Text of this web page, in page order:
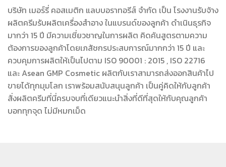
บริษัท เมอร์รี่ คอสเมติก แลบบอราทอรีส์ จำกัด เป็น โรงงานรับจ้าง
ผลิตครีมรับผลิตเครื่องสำอาง ในแบรนด์ของลูกค้า ดำเนินธุรกิจ
มากว่า 15 ปี มีความเชี่ยวชาญในการผลิต คิดค้นสูตรตามความ
ต้องการของลูกค้าโดยเภสัชกรประสบการณ์มากกว่า 15 ปี และ
ควบคุมการผลิตให้เป็นไปตาม ISO 90001 : 2015 , ISO 22716
และ Asean GMP Cosmetic ผลิตกับเราสามารถส่งออกสินค้าไป
ขายได้ทุกมุมโลก เราพร้อมสนับสนุนลูกค้า เป็นคู่คิดให้กับลูกค้า
สั่งผลิตครีมที่นี่ครบจบที่เดียวแนะนำสิ่งที่ดีที่สุดให้กับคุณลูกค้า
บอกทุกจุด ไม่มีหมกเม็ด